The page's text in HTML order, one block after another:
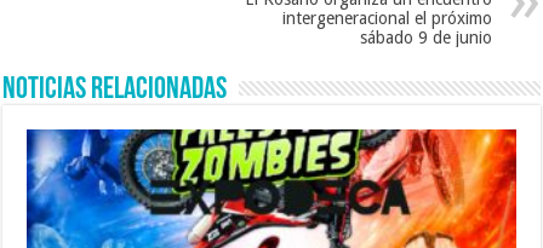
intergeneracional el próximo
sábado 9 de junio
Noticias Relacionadas